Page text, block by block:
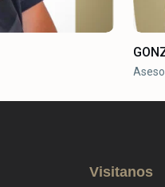
Visitanos